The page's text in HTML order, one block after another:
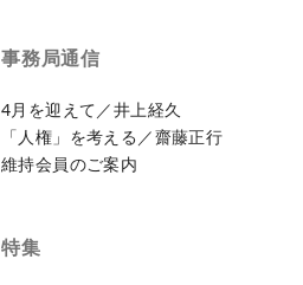
事務局通信
4月を迎えて／井上経久
「人権」を考える／齋藤正行
維持会員のご案内
特集